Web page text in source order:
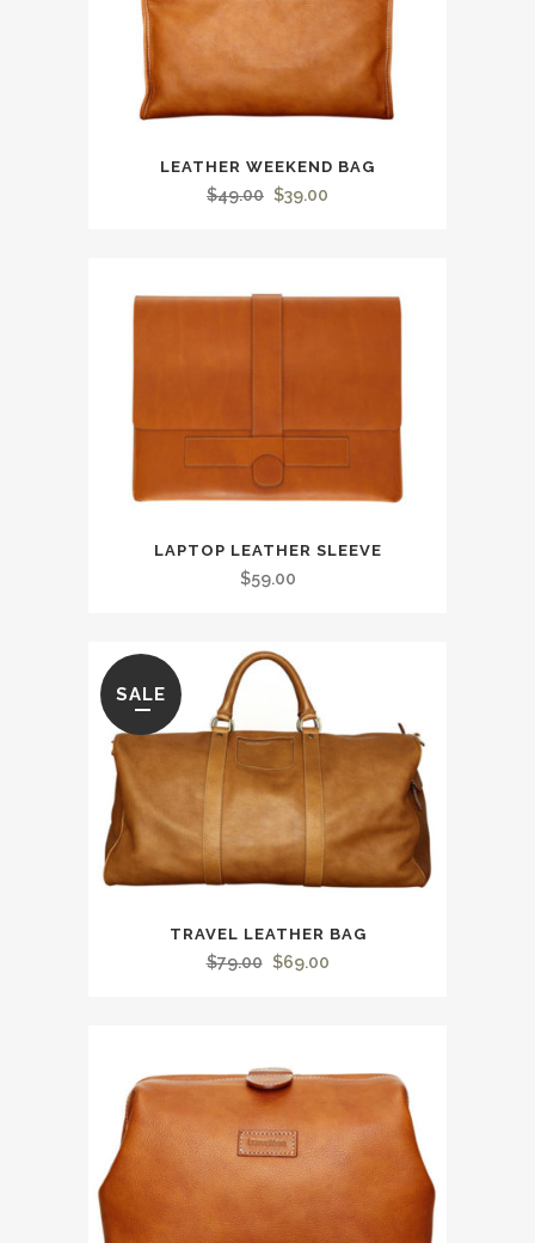
LEATHER WEEKEND BAG
$49.00 Le
$39.00
LAPTOP LEATHER SLEEVE
$59.00
SALE
TRAVEL LEATHER BAG
$79.00 Le
$79.00.
$69.00Le
$69.00.